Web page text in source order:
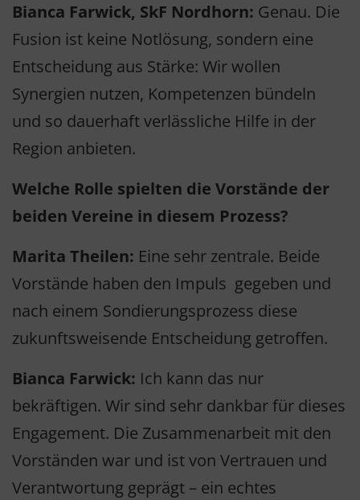
Bianca Farwick, SkF Nordhorn: Genau. Die
Fusion ist keine Notlösung, sondern eine
Entscheidung aus Stärke: Wir wollen
Synergien nutzen, Kompetenzen bündeln
und so dauerhaft verlässliche Hilfe in der
Region anbieten.
Welche Rolle spielten die Vorstände der
beiden Vereine in diesem Prozess?
Marita Theilen: Eine sehr zentrale. Beide
Vorstände haben den Impuls gegeben und
nach einem Sondierungsprozess diese
zukunftsweisende Entscheidung getroffen.
Bianca Farwick: Ich kann das nur
bekräftigen. Wir sind sehr dankbar für dieses
Engagement. Die Zusammenarbeit mit den
Vorständen war und ist von Vertrauen und
Verantwortung geprägt – ein echtes